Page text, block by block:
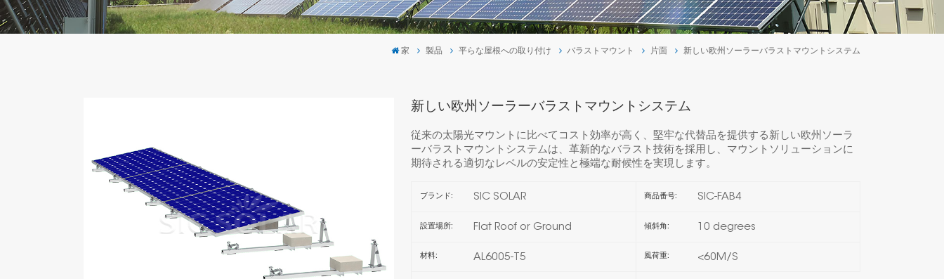
português
家 製品 平らな屋根への取り付け バラストマウント 片面 新しい欧州ソーラーバラストマウントシステム
新しい欧州ソーラーバラストマウントシステム
従来の太陽光マウントに比べてコスト効率が高く、堅牢な代替品を提供する新しい欧州ソーラ
ーバラストマウントシステムは、革新的なバラスト技術を採用し、マウントソリューションに
期待される適切なレベルの安定性と極端な耐候性を実現します。
ブランド: SIC SOLAR 商品番号: SIC-FAB4
設置場所: Flat Roof or Ground 傾斜角: 10 degrees
材料: AL6005-T5 風荷重: <60M/S